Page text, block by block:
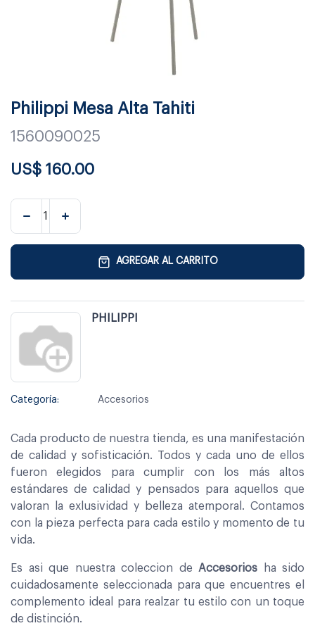
Philippi Mesa Alta Tahiti
1560090025
US$ 160.00
AGREGAR AL CARRITO
PHILIPPI
Categoría: Accesorios
Cada producto de nuestra tienda, es una manifestación
de calidad y sofisticación. Todos y cada uno de ellos
fueron elegidos para cumplir con los más altos
estándares de calidad y pensados para aquellos que
valoran la exlusividad y belleza atemporal. Contamos
con la pieza perfecta para cada estilo y momento de tu
vida.
Es asi que nuestra coleccion de Accesorios ha sido
cuidadosamente seleccionada para que encuentres el
complemento ideal para realzar tu estilo con un toque
de distinción.